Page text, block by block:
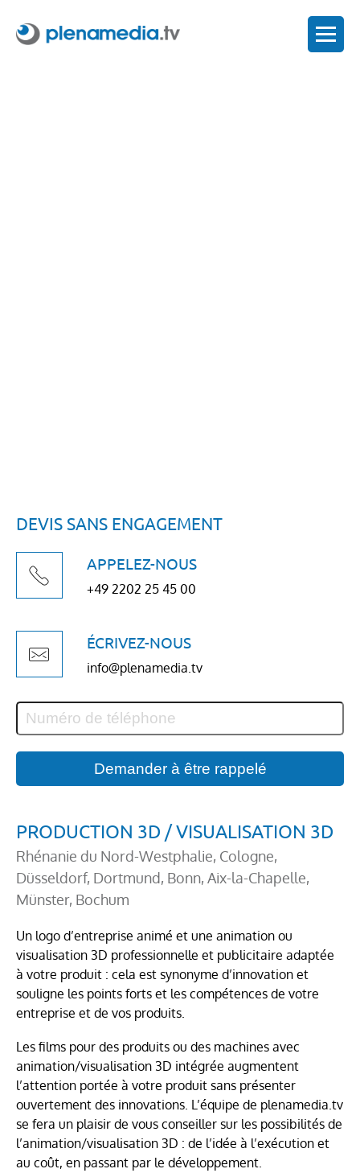
DEVIS SANS ENGAGEMENT
APPELEZ-NOUS
+49 2202 25 45 00
ÉCRIVEZ-NOUS
info@plenamedia.tv
PRODUCTION 3D / VISUALISATION 3D
Rhénanie du Nord-Westphalie, Cologne,
Düsseldorf, Dortmund, Bonn, Aix-la-Chapelle,
Münster, Bochum
Un logo d’entreprise animé et une animation ou
visualisation 3D professionnelle et publicitaire adaptée
à votre produit : cela est synonyme d’innovation et
souligne les points forts et les compétences de votre
entreprise et de vos produits.
Les films pour des produits ou des machines avec
animation/visualisation 3D intégrée augmentent
l’attention portée à votre produit sans présenter
ouvertement des innovations. L’équipe de plenamedia.tv
se fera un plaisir de vous conseiller sur les possibilités de
l’animation/visualisation 3D : de l’idée à l’exécution et
au coût, en passant par le développement.